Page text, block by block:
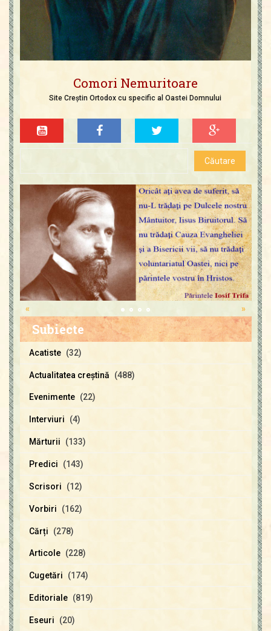
Comori Nemuritoare
Site Creștin Ortodox cu specific al Oastei Domnului
»
«
Subiecte
Acatiste (32)
Actualitatea creştină (488)
Evenimente (22)
Interviuri (4)
Mărturii (133)
Predici (143)
Scrisori (12)
Vorbiri (162)
Cărți (278)
Articole (228)
Cugetări (174)
Editoriale (819)
Eseuri (20)